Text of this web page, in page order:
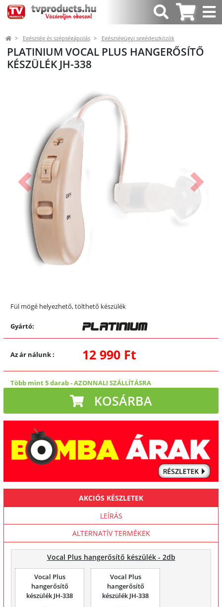
Egészség és szépségápolás Egészségügyi segédeszközök
PLATINIUM VOCAL PLUS HANGERŐSÍTŐ
KÉSZÜLÉK JH-338
Előző
Fül mögé helyezhető, tölthető készülék
Gyártó:
Az ár nálunk: 12 990 Ft
Több mint 5 darab-AZONNALI SZÁLLÍTÁSRA
KOSÁRBA
AKCIÓS KÉSZLETEK
LEÍRÁS
ALTERNATÍV TERMÉKEK
Vocal Plus hangerősítő készülék - 2db
Vocal Plus
hangerősítő
készülék JH-338
Vocal Plus
hangerősítő
készülék JH-338